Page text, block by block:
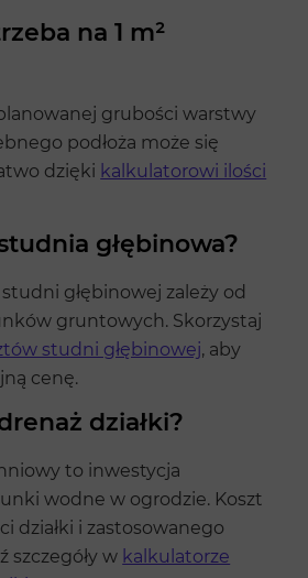
na 1 m²
grubości warstwy
podłoża może się
dzięki kalkulatorowi ilości
głębinowa?
głębinowej zależy od
gruntowych. Skorzystaj
studni głębinowej, aby
cenę.
działki?
to inwestycja
wodne w ogrodzie. Koszt
działki i zastosowanego
szczegóły w kalkulatorze